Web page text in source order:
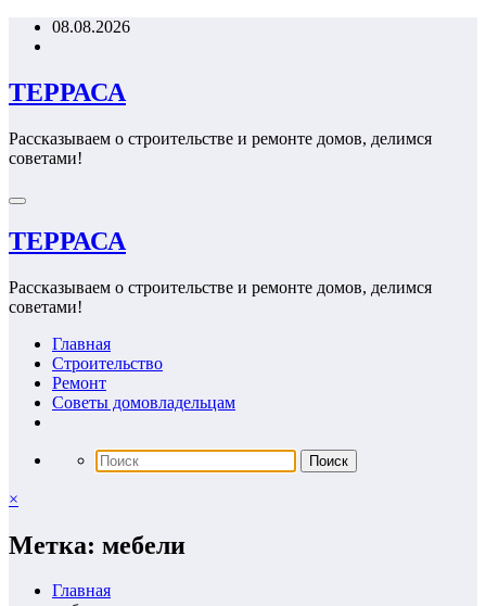
Перейти08.08.2026
ТЕРРАСА
Рассказываем о строительстве и ремонте домов, делимся
советами!
ТЕРРАСА
Рассказываем о строительстве и ремонте домов, делимся
советами!
Главная
Строительство
Ремонт
Советы домовладельцам
×
Метка: мебели
Главная